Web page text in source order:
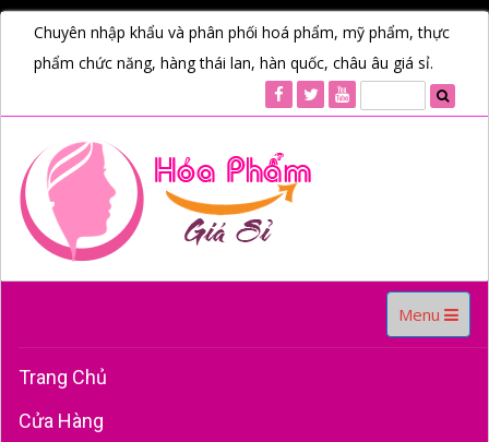
Chuyên nhập khẩu và phân phối hoá phẩm, mỹ phẩm, thực
phẩm chức năng, hàng thái lan, hàn quốc, châu âu giá sỉ.
Toggle
navigation
Menu
Trang Chủ
Cửa Hàng